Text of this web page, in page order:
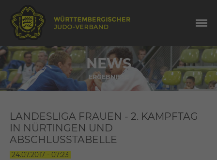
NEWS
ERGEBNISSE
LANDESLIGA FRAUEN - 2. KAMPFTAG
IN NÜRTINGEN UND
ABSCHLUSSTABELLE
24.07.2017 - 07:23